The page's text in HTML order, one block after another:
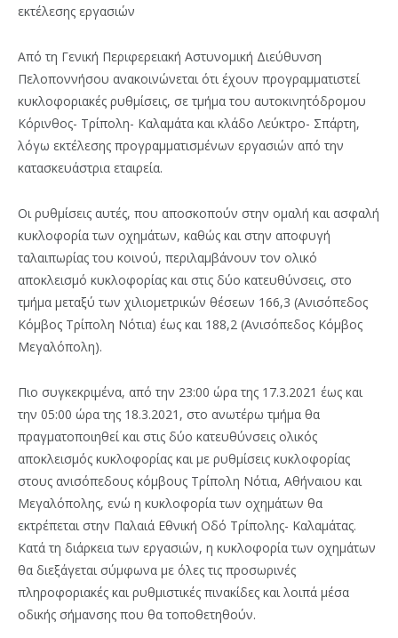
εκτέλεσης εργασιών
Από τη Γενική Περιφερειακή Αστυνομική Διεύθυνση
Πελοποννήσου ανακοινώνεται ότι έχουν προγραμματιστεί
κυκλοφοριακές ρυθμίσεις, σε τμήμα του αυτοκινητόδρομου
Κόρινθος- Τρίπολη- Καλαμάτα και κλάδο Λεύκτρο- Σπάρτη,
λόγω εκτέλεσης προγραμματισμένων εργασιών από την
κατασκευάστρια εταιρεία.
Οι ρυθμίσεις αυτές, που αποσκοπούν στην ομαλή και ασφαλή
κυκλοφορία των οχημάτων, καθώς και στην αποφυγή
ταλαιπωρίας του κοινού, περιλαμβάνουν τον ολικό
αποκλεισμό κυκλοφορίας και στις δύο κατευθύνσεις, στο
τμήμα μεταξύ των χιλιομετρικών θέσεων 166,3 (Ανισόπεδος
Κόμβος Τρίπολη Νότια) έως και 188,2 (Ανισόπεδος Κόμβος
Μεγαλόπολη).
Πιο συγκεκριμένα, από την 23:00 ώρα της 17.3.2021 έως και
την 05:00 ώρα της 18.3.2021, στο ανωτέρω τμήμα θα
πραγματοποιηθεί και στις δύο κατευθύνσεις ολικός
αποκλεισμός κυκλοφορίας και με ρυθμίσεις κυκλοφορίας
στους ανισόπεδους κόμβους Τρίπολη Νότια, Αθήναιου και
Μεγαλόπολης, ενώ η κυκλοφορία των οχημάτων θα
εκτρέπεται στην Παλαιά Εθνική Οδό Τρίπολης- Καλαμάτας.
Κατά τη διάρκεια των εργασιών, η κυκλοφορία των οχημάτων
θα διεξάγεται σύμφωνα με όλες τις προσωρινές
πληροφοριακές και ρυθμιστικές πινακίδες και λοιπά μέσα
οδικής σήμανσης που θα τοποθετηθούν.